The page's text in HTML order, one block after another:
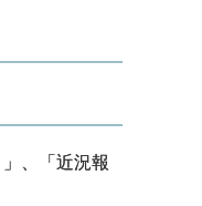
、「近況報